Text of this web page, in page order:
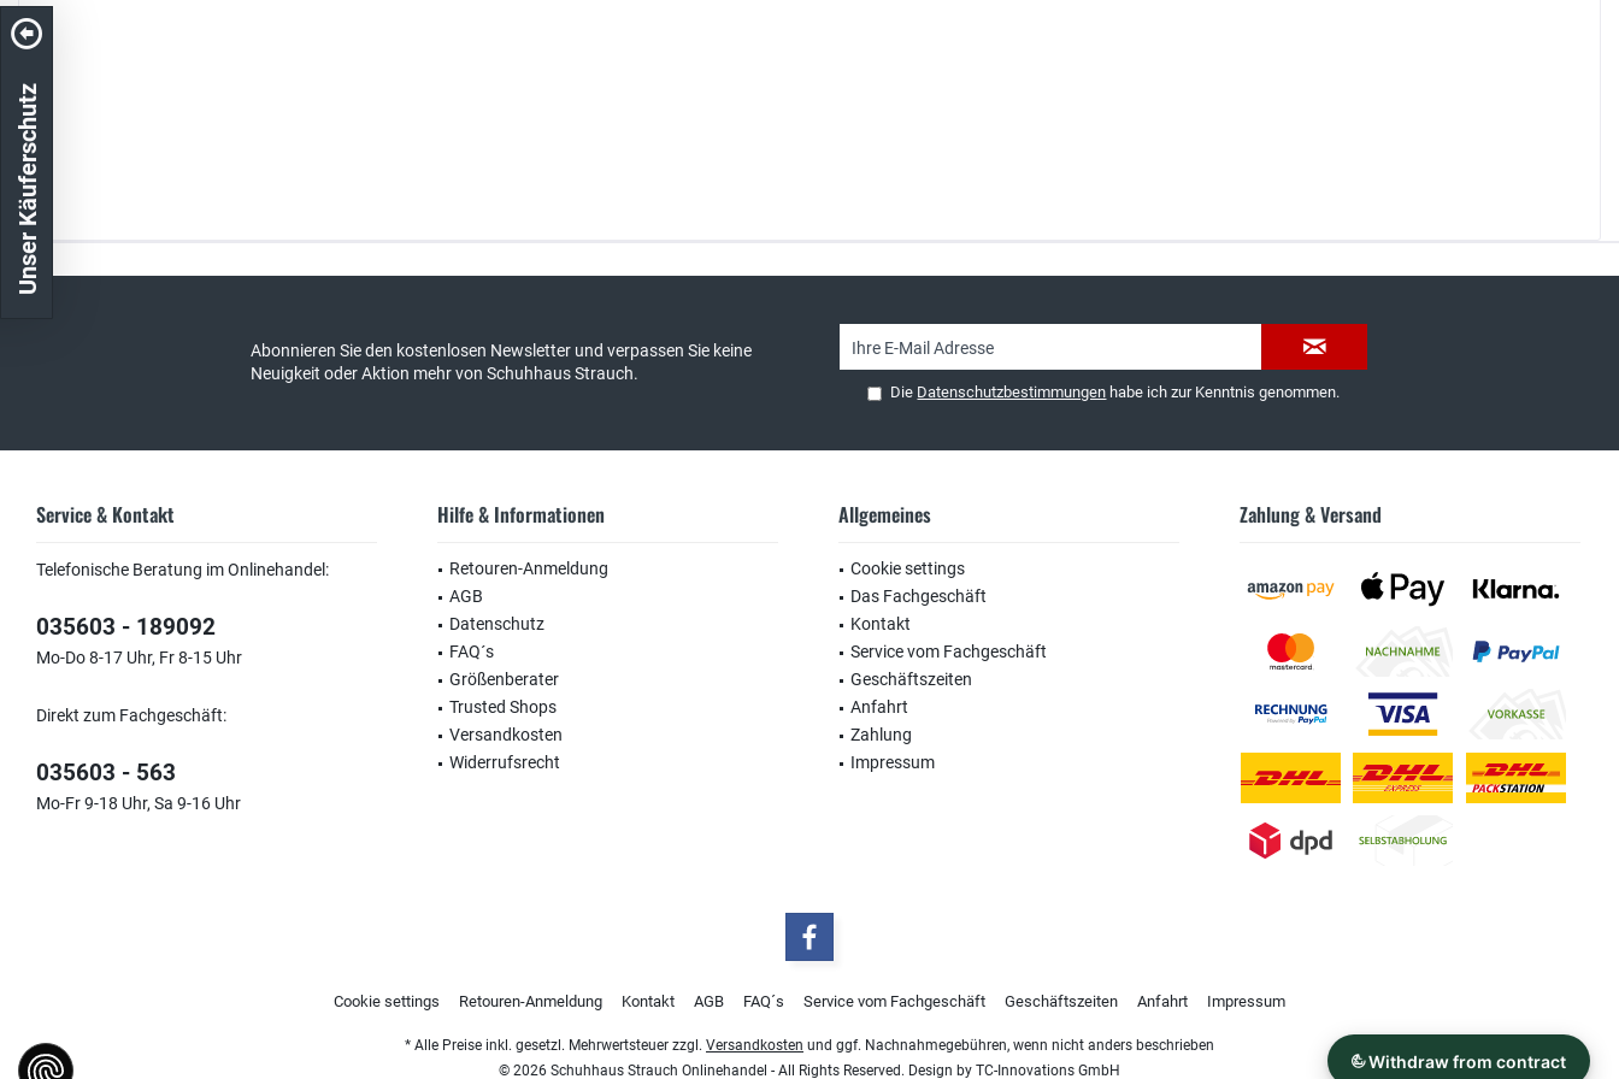
Abonnieren Sie den kostenlosen Newsletter und verpassen Sie keine
Neuigkeit oder Aktion mehr von Schuhhaus Strauch.
Die Datenschutzbestimmungen habe ich zur Kenntnis genommen.
Service & Kontakt
Telefonische Beratung im Onlinehandel:
035603 - 189092
Mo-Do 8-17 Uhr, Fr 8-15 Uhr
Direkt zum Fachgeschäft:
035603 - 563
Mo-Fr 9-18 Uhr, Sa 9-16 Uhr
Hilfe & Informationen
Retouren-Anmeldung
AGB
Datenschutz
FAQ´s
Größenberater
Trusted Shops
Versandkosten
Widerrufsrecht
Allgemeines
Cookie settings
Das Fachgeschäft
Kontakt
Service vom Fachgeschäft
Geschäftszeiten
Anfahrt
Zahlung
Impressum
Zahlung & Versand
Cookie settings Retouren-Anmeldung Kontakt AGB FAQ´s Service vom Fachgeschäft Geschäftszeiten Anfahrt Impressum
* Alle Preise inkl. gesetzl. Mehrwertsteuer zzgl. Versandkosten und ggf. Nachnahmegebühren, wenn nicht anders beschrieben
© 2026 Schuhhaus Strauch Onlinehandel - All Rights Reserved. Design by TC-Innovations GmbH
Unser Käuferschutz